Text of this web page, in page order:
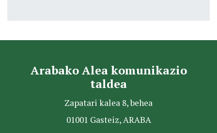
Arabako Alea komunikazio
taldea
Zapatari kalea 8, behea
01001 Gasteiz, ARABA